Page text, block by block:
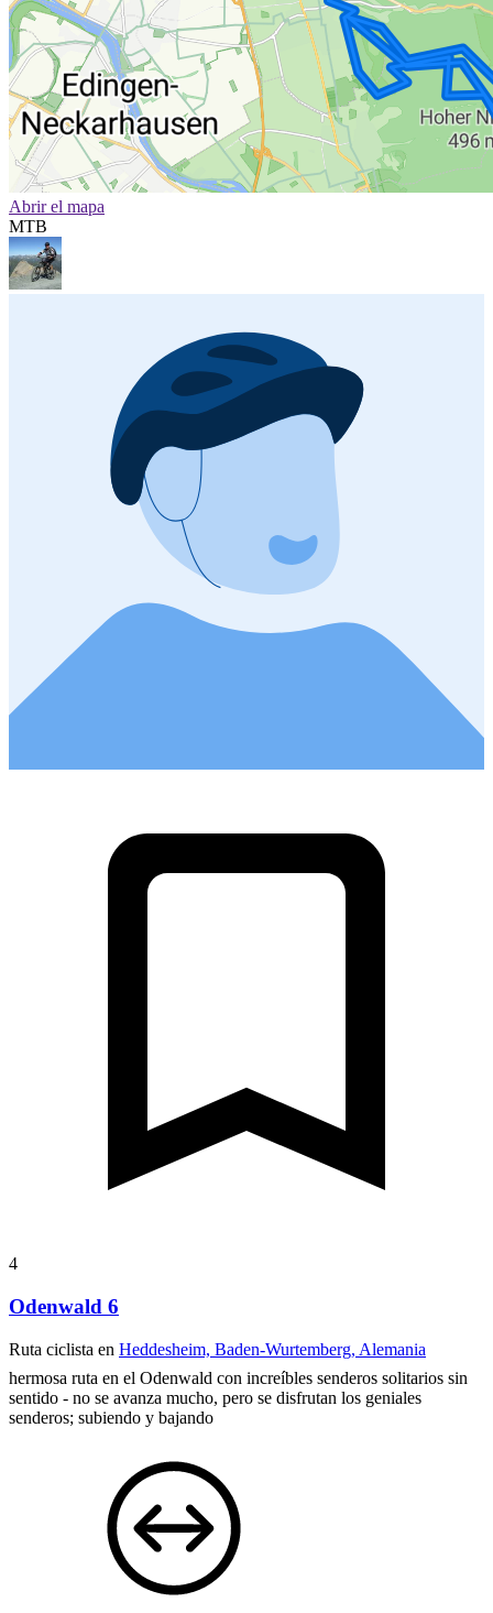
Abrir el mapa
MTB
4
Odenwald 6
Ruta ciclista en Heddesheim, Baden-Wurtemberg, Alemania
hermosa ruta en el Odenwald con increíbles senderos solitarios sin
sentido - no se avanza mucho, pero se disfrutan los geniales
senderos; subiendo y bajando